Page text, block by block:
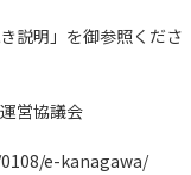
説明」を御参照くださ
営協議会
e-kanagawa/